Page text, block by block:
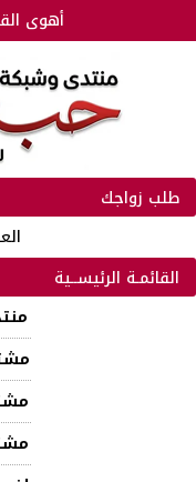
أهوى
طلب زواجك
القائمـة الرئيســية